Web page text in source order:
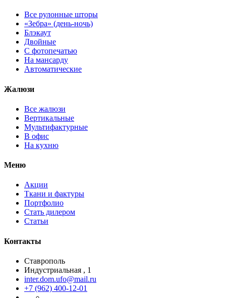
Все рулонные шторы
«Зебра» (день-ночь)
Блэкаут
Двойные
С фотопечатью
На мансарду
Автоматические
Жалюзи
Все жалюзи
Вертикальные
Мультифактурные
В офис
На кухню
Меню
Акции
Ткани и фактуры
Портфолио
Стать дилером
Статьи
Контакты
Ставрополь
Индустриальная , 1
inter.dom.ufo@mail.ru
+7 (962) 400-12-01